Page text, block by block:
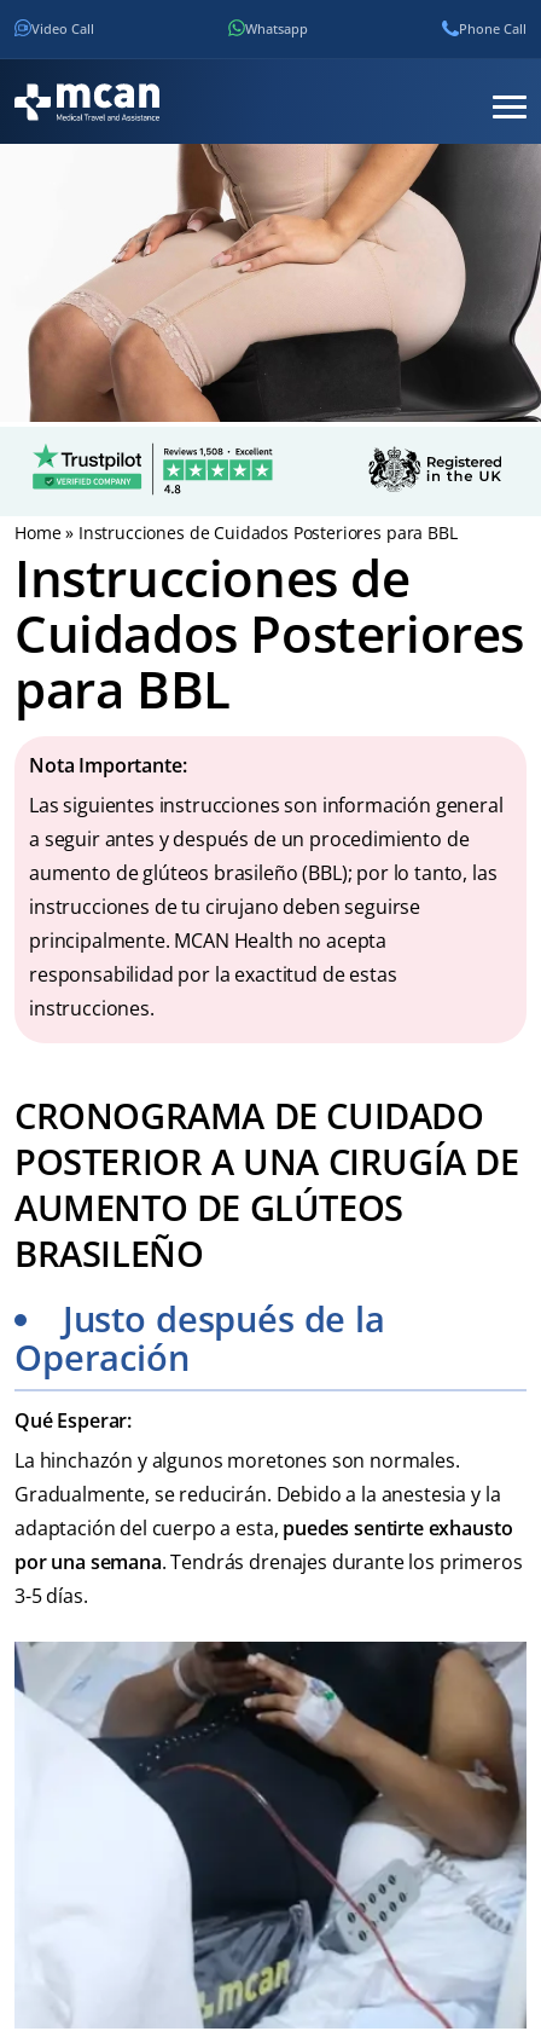
Video Call Whatsapp Phone Call
Home» Instrucciones de Cuidados Posteriores para BBL
Instrucciones de
Cuidados Posteriores
para BBL
Nota Importante:
Las siguientes instrucciones son información general
a seguir antes y después de un procedimiento de
aumento de glúteos brasileño (BBL); por lo tanto, las
instrucciones de tu cirujano deben seguirse
principalmente. MCAN Health no acepta
responsabilidad por la exactitud de estas
instrucciones.
CRONOGRAMA DE CUIDADO
POSTERIOR A UNA CIRUGÍA DE
AUMENTO DE GLÚTEOS
BRASILEÑO
Justo después de la
Operación
Qué Esperar:
La hinchazón y algunos moretones son normales.
Gradualmente, se reducirán. Debido a la anestesia y la
adaptación del cuerpo a esta, puedes sentirte exhausto
por una semana. Tendrás drenajes durante los primeros
3-5 días.